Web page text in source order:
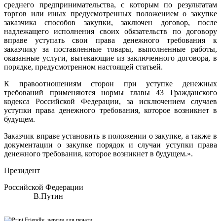
среднего предпринимательства, с которым по результатам
торгов или иных предусмотренных положением о закупке
заказчика способов закупки, заключен договор, после
надлежащего исполнения своих обязательств по договору
вправе уступать свои права денежного требования к
заказчику за поставленные товары, выполненные работы,
оказанные услуги, вытекающие из заключенного договора, в
порядке, предусмотренном настоящей статьей.
К правоотношениям сторон при уступке денежных
требований применяются нормы главы 43 Гражданского
кодекса Российской Федерации, за исключением случаев
уступки права денежного требования, которое возникнет в
будущем.
Заказчик вправе установить в положении о закупке, а также в
документации о закупке порядок и случаи уступки права
денежного требования, которое возникнет в будущем.».
Президент
Российской Федерации
В.Путин